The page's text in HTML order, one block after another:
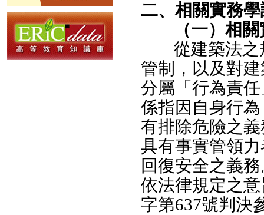
二、相關實務
（一）相
從建築法
管制，以及對
分屬「行為責
係指因自身行
有排除危險之
具有事實管領
回復安全之義
依法律規定之
字第637號判決